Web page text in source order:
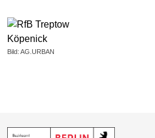
Bild: AG.URBAN